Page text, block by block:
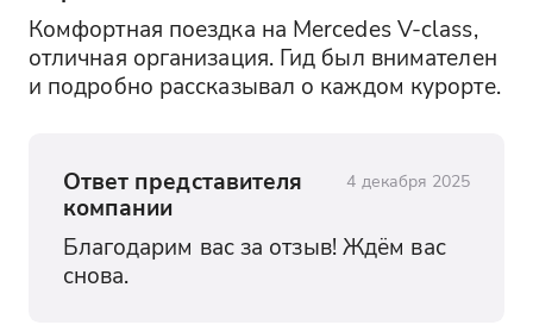
Комфортная поездка на Mercedes V-class,
отличная организация. Гид был внимателен
и подробно рассказывал о каждом курорте.
Ответ представителя
компании
4 декабря 2025
Благодарим вас за отзыв! Ждём вас
снова.